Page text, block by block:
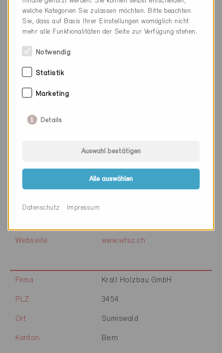
JOP Josef Ottiger + Partner
PLZ
Webseite
3011
Webseite www.wfsz.ch
Firma Krall Holzbau GmbH
PLZ 3454
Ort Sumiswald
Kanton Bern
welche Kategorien Sie zulassen möchten. Bitte beachten
Sie, dass auf Basis Ihrer Einstellungen womöglich nicht
mehr alle Funktionalitäten der Seite zur Verfügung stehen.
Notwendig
Statistik
Marketing
Details
Auswahl bestätigen
Alle auswählen
Datenschutz Impressum